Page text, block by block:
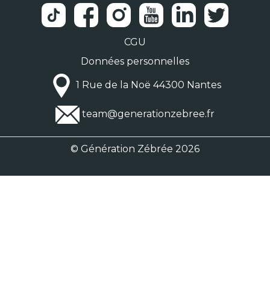
CGU
Données personnelles
1 Rue de la Noë 44300 Nantes
team@generationzebree.fr
© Génération Zébrée 2026